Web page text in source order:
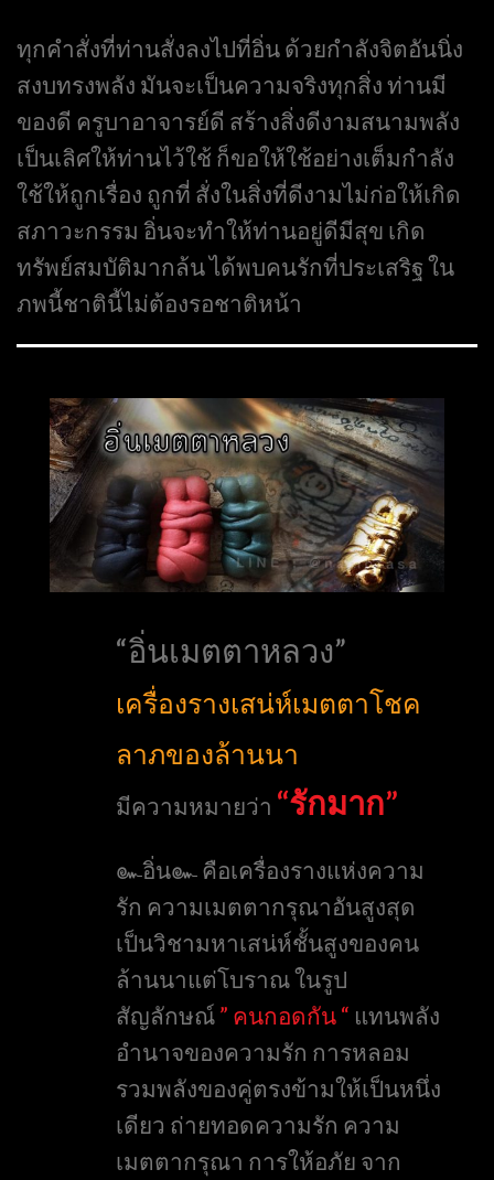
ทุกคำสั่งที่ท่านสั่งลงไปที่อิ่น ด้วยกำลังจิตอันนิ่ง
สงบทรงพลัง มันจะเป็นความจริงทุกสิ่ง ท่านมี
ของดี ครูบาอาจารย์ดี สร้างสิ่งดีงามสนามพลัง
เป็นเลิศให้ท่านไว้ใช้ ก็ขอให้ใช้อย่างเต็มกำลัง
ใช้ให้ถูกเรื่อง ถูกที่ สั่งในสิ่งที่ดีงามไม่ก่อให้เกิด
สภาวะกรรม อิ่นจะทำให้ท่านอยู่ดีมีสุข เกิด
ทรัพย์สมบัติมากล้น ได้พบคนรักที่ประเสริฐ ใน
ภพนี้ชาตินี้ไม่ต้องรอชาติหน้า
“อิ่นเมตตาหลวง”
เครื่องรางเสน่ห์เมตตาโชค
ลาภของล้านนา
มีความหมายว่า “รักมาก”
๛อิ่น๛ คือเครื่องรางแห่งความ
รัก ความเมตตากรุณาอันสูงสุด
เป็นวิชามหาเสน่ห์ชั้นสูงของคน
ล้านนาแต่โบราณ ในรูป
สัญลักษณ์ ” คนกอดกัน “ แทนพลัง
อำนาจของความรัก การหลอม
รวมพลังของคู่ตรงข้ามให้เป็นหนึ่ง
เดียว ถ่ายทอดความรัก ความ
เมตตากรุณา การให้อภัย จาก